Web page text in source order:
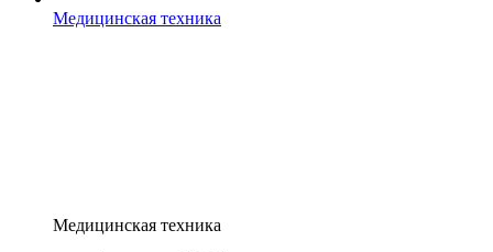
Медицинская техника
Медицинская техника